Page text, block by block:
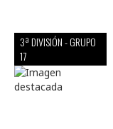
3ª DIVISIÓN - GRUPO
17